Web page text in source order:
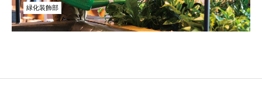
緑化装飾部